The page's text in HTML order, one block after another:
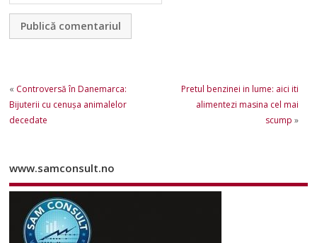
« Controversă în Danemarca:
Bijuterii cu cenuşa animalelor
decedate
Pretul benzinei in lume: aici iti
alimentezi masina cel mai
scump »
www.samconsult.no